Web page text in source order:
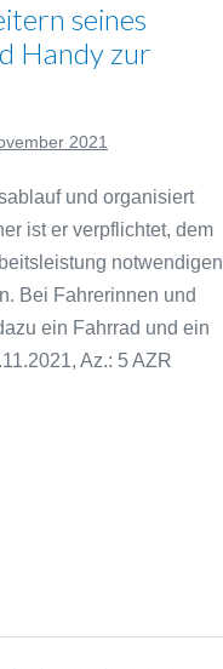
seines
Handy zur
2021
und organisiert
ist er verpflichtet, dem
notwendigen
Bei Fahrerinnen und
ein Fahrrad und ein
Az.: 5 AZR